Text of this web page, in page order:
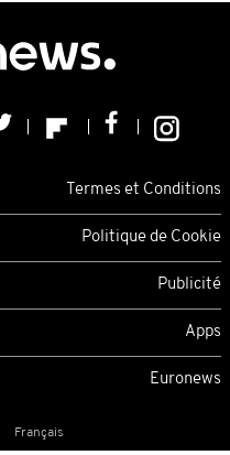
Termes et Conditions
Politique de Cookie
Publicité
Apps
Euronews